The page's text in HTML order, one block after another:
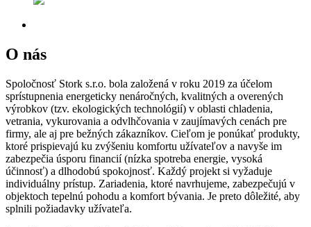
O nás
Spoločnosť Stork s.r.o. bola založená v roku 2019 za účelom
sprístupnenia energeticky nenáročných, kvalitných a overených
výrobkov (tzv. ekologických technológií) v oblasti chladenia,
vetrania, vykurovania a odvlhčovania v zaujímavých cenách pre
firmy, ale aj pre bežných zákazníkov. Cieľom je ponúkať produkty,
ktoré prispievajú ku zvýšeniu komfortu užívateľov a navyše im
zabezpečia úsporu financií (nízka spotreba energie, vysoká
účinnosť) a dlhodobú spokojnosť. Každý projekt si vyžaduje
individuálny prístup. Zariadenia, ktoré navrhujeme, zabezpečujú v
objektoch tepelnú pohodu a komfort bývania. Je preto dôležité, aby
splnili požiadavky užívateľa.